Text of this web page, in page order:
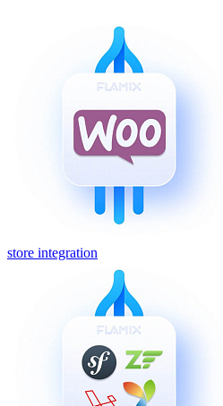
store integration